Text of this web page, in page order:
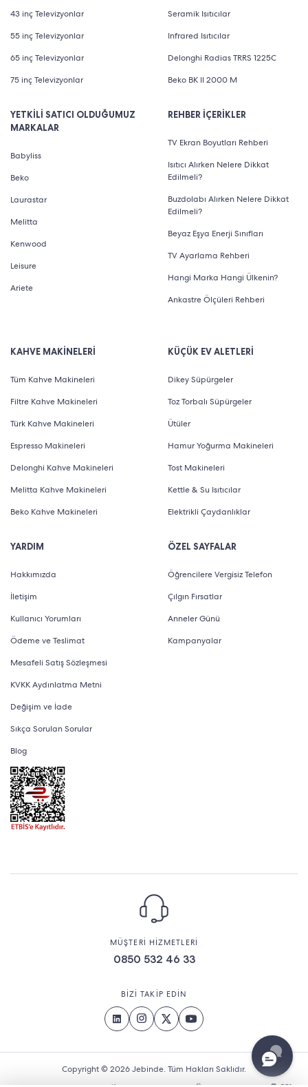
43 inç Televizyonlar
55 inç Televizyonlar
65 inç Televizyonlar
75 inç Televizyonlar
YETKİLİ SATICI OLDUĞUMUZ
MARKALAR
Babyliss
Beko
Laurastar
Melitta
Kenwood
Leisure
Ariete
Seramik Isıtıcılar
Infrared Isıtıcılar
Delonghi Radias TRRS 1225C
Beko BK II 2000 M
REHBER İÇERİKLER
TV Ekran Boyutları Rehberi
Isıtıcı Alırken Nelere Dikkat
Edilmeli?
Buzdolabı Alırken Nelere Dikkat
Edilmeli?
Beyaz Eşya Enerji Sınıfları
TV Ayarlama Rehberi
Hangi Marka Hangi Ülkenin?
Ankastre Ölçüleri Rehberi
KAHVE MAKİNELERİ
Tüm Kahve Makineleri
Filtre Kahve Makineleri
Türk Kahve Makineleri
Espresso Makineleri
Delonghi Kahve Makineleri
Melitta Kahve Makineleri
Beko Kahve Makineleri
YARDIM
Hakkımızda
İletişim
Kullanıcı Yorumları
Ödeme ve Teslimat
Mesafeli Satış Sözleşmesi
KVKK Aydınlatma Metni
Değişim ve İade
Sıkça Sorulan Sorular
Blog
KÜÇÜK EV ALETLERİ
Dikey Süpürgeler
Toz Torbalı Süpürgeler
Ütüler
Hamur Yoğurma Makineleri
Tost Makineleri
Kettle & Su Isıtıcılar
Elektrikli Çaydanlıklar
ÖZEL SAYFALAR
Öğrencilere Vergisiz Telefon
Çılgın Fırsatlar
Anneler Günü
Kampanyalar
MÜŞTERİ HİZMETLERİ
0850 532 46 33
BİZİ TAKİP EDİN
Copyright © 2026 Jebinde. Tüm Hakları Saklıdır.